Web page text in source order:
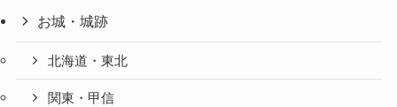
お城・城跡
北海道・東北
関東・甲信